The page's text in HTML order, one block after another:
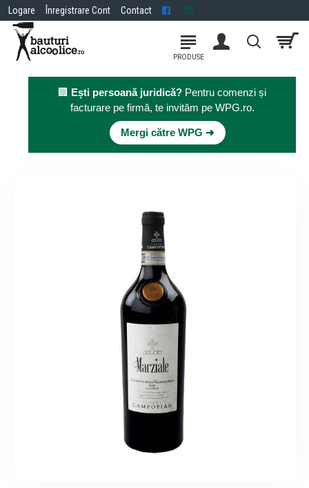
Logare Înregistrare Cont Contact
🏢 Ești persoană juridică? Pentru comenzi și
facturare pe firmă, te invităm pe WPG.ro.
Mergi către WPG ➜